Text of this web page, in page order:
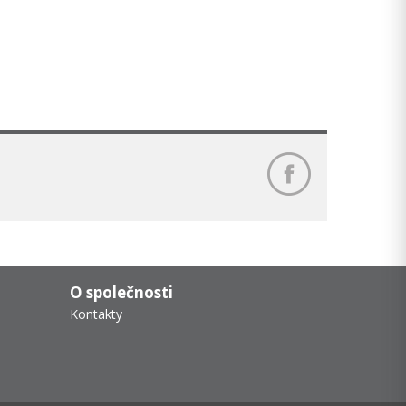
O společnosti
Kontakty